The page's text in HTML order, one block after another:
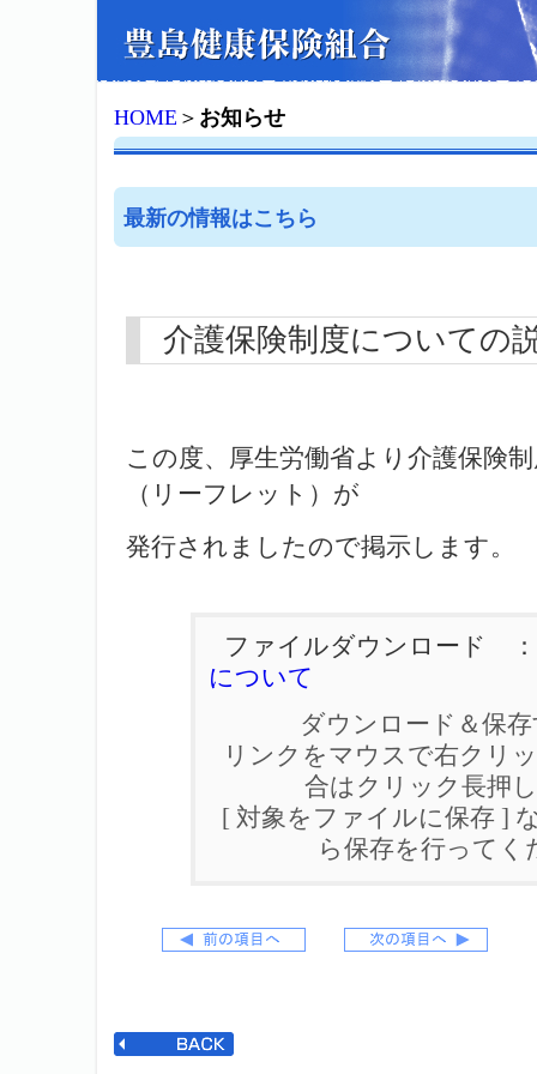
HOME ＞ お知らせ
最新の情報はこちら
介護保険制度についての
この度、厚生労働省より介護保険
（リーフレット）が
発行されましたので掲示します。
ファイルダウンロード
について
ダウンロード＆保
リンクをマウスで右クリ
合はクリック長押
[ 対象をファイルに保存 ]
ら保存を行ってく